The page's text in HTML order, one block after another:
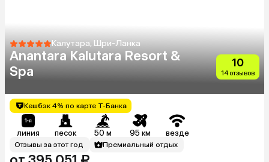
Калутара, Шри-Ланка
Anantara Kalutara Resort &
Spa
10
14 отзывов
Кешбэк 4% по карте Т-Банка
линия песок 50 м 95 км везде
Отзывы за этот год Премиальный отдых